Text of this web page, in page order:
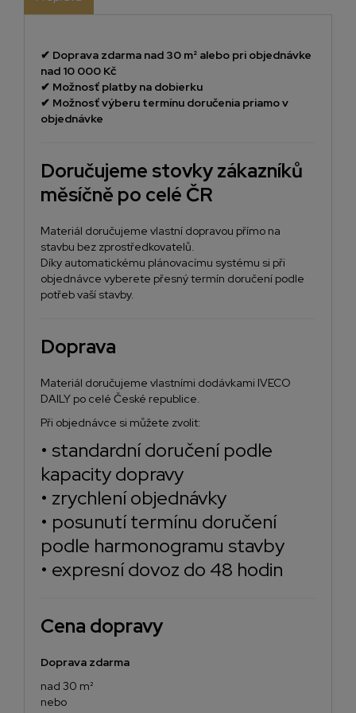
✔ Doprava zdarma nad 30 m² alebo pri objednávke
nad 10 000 Kč
✔ Možnosť platby na dobierku
✔ Možnosť výberu termínu doručenia priamo v
objednávke
Doručujeme stovky zákazníků
měsíčně po celé ČR
Materiál doručujeme vlastní dopravou přímo na
stavbu bez zprostředkovatelů.
Díky automatickému plánovacímu systému si při
objednávce vyberete přesný termín doručení podle
potřeb vaší stavby.
Doprava
Materiál doručujeme vlastními dodávkami IVECO
DAILY po celé České republice.
Při objednávce si můžete zvolit:
• standardní doručení podle
kapacity dopravy
• zrychlení objednávky
• posunutí termínu doručení
podle harmonogramu stavby
• expresní dovoz do 48 hodin
Cena dopravy
Doprava zdarma
nad 30 m²
nebo